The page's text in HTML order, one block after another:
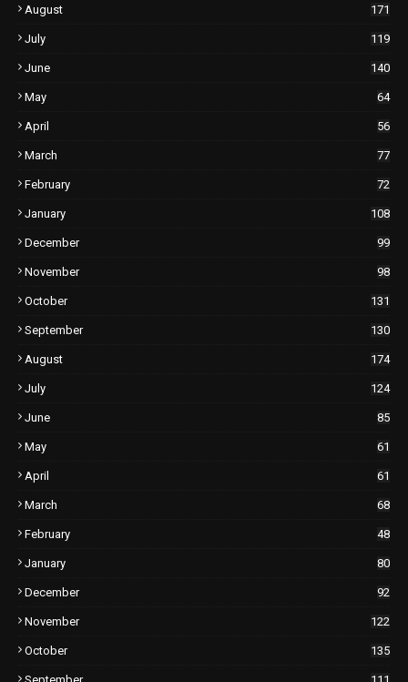
August 171
July 119
June 140
May 64
April 56
March 77
February 72
January 108
December 99
November 98
October 131
September 130
August 174
July 124
June 85
May 61
April 61
March 68
February 48
January 80
December 92
November 122
October 135